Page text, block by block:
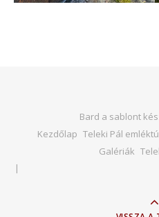
Bard a sablont
Kezdőlap Teleki Pál
Galériák